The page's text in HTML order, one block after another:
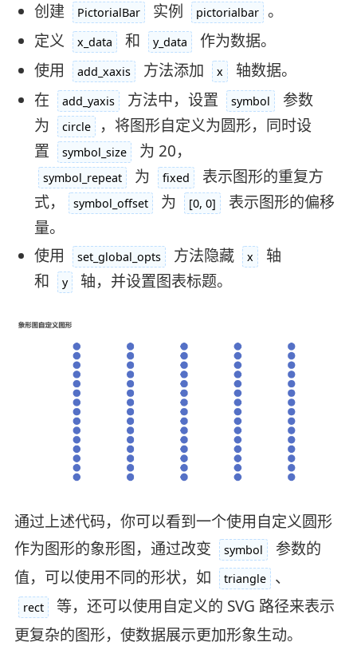
创建
PictorialBar 实例 pictorialbar
。
定义
x_data 和 y_data
作为数据。
使用
add_xaxis 方法添加 x
轴数据。
在
add_yaxis 方法中，设置 symbol
参数
为
circle
，将图形自定义为圆形，同时设
置
symbol_size 为 20，
symbol_repeat 为 fixed
表示图形的重复方
式，
symbol_offset 为 [0, 0]
表示图形的偏移
量。
使用
set_global_opts 方法隐藏 x
轴
和
y 轴，并设置图表标题。
通过上述代码，你可以看到一个使用自定义圆形
作为图形的象形图，通过改变
symbol
参数的
值，可以使用不同的形状，如
triangle 、
rect
等，还可以使用自定义的 SVG 路径来表示
更复杂的图形，使数据展示更加形象生动。